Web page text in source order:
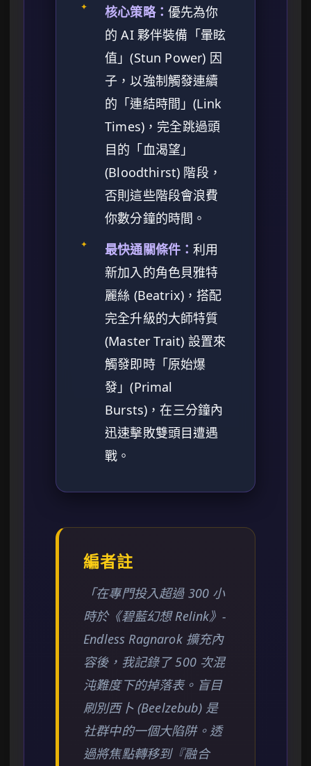
✦ 核心策略： 優先為你
的 AI 夥伴裝備「暈眩
值」(Stun Power) 因
子，以強制觸發連續
的「連結時間」(Link
Times)，完全跳過頭
目的「血渴望」
(Bloodthirst) 階段，
否則這些階段會浪費
你數分鐘的時間。
✦ 最快通關條件：利用
新加入的角色貝雅特
麗絲 (Beatrix)，搭配
完全升級的大師特質
(Master Trait) 設置來
觸發即時「原始爆
發」(Primal
Bursts)，在三分鐘內
迅速擊敗雙頭目遭遇
戰。
編者註
「在專門投入超過 300 小
時於《碧藍幻想 Relink》-
Endless Ragnarok 擴充內
容後，我記錄了 500 次混
沌難度下的掉落表。盲目
刷別西卜 (Beelzebub) 是
社群中的一個大陷阱。透
過將焦點轉移到『融合